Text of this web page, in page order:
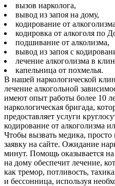
вызов нарколога,
вывод из запоя на дому,
кодирование от
кодировка от алкоголя по
подшивание от алколизма,
вывод из запоя с
лечение алкоголизма в
капельница от похмелья.
В нашей наркологической
лечение алкогольной
имеют опыт работы более 10
наркологическая бригада,
предоставляет услуги
кодирование от алкоголизма
Чтобы вызвать медика, просто
заявку на сайте. Ожидание
минут. Помощь оказывается
на дому обеспечит лечение,
как тремор, потливость,
и бессонница, используя